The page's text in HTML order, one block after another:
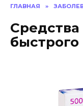
ГЛАВНАЯ »